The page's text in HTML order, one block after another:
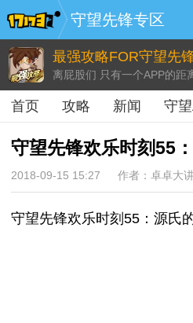
守望先锋专区
最强攻略FOR守望先
离屁股们 只有一个APP的距
首页 攻略 新闻 守
守望先锋欢乐时刻55
2018-09-15 15:27 作者：卓卓大
守望先锋欢乐时刻55：源氏